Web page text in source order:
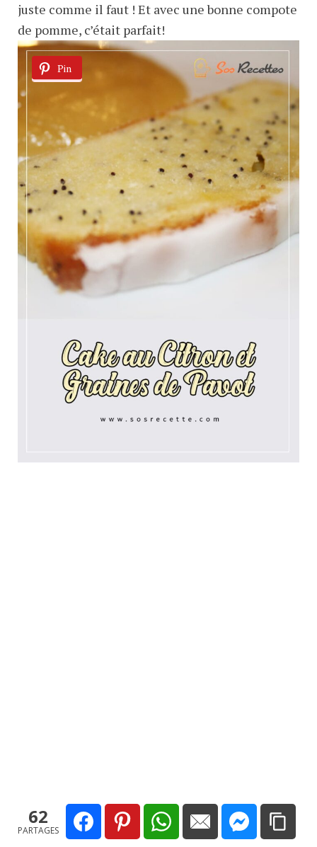
juste comme il faut ! Et avec une bonne compote
de pomme, c’était parfait!
Pin
62
PARTAGES